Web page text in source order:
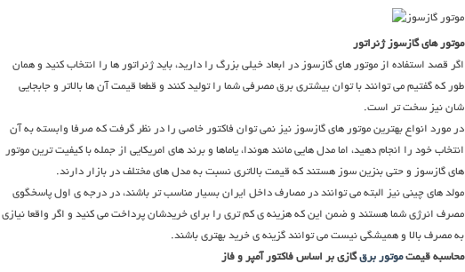
موتور های گازسوز ژنراتور
اگر قصد استفاده از موتور های گازسوز در ابعاد خیلی بزرگ را دارید، باید ژنراتور ها را انتخاب کنید و همان
طور که گفتیم می توانند با توان بیشتری برق مصرفی شما را تولید کنند و قطعا قیمت آن ها بالاتر و جابجایی
شان نیز سخت تر است.
در مورد انواع بهترین موتور های گازسوز نیز نمی توان فاکتور خاصی را در نظر گرفت که صرفا وابسته به آن
انتخاب خود را انجام دهید، اما مدل هایی مانند هوندا، یاماها و برند های امریکایی از جمله با کیفیت ترین موتور
های گازسوز و حتی بنزین سوز هستند که قیمت بالاتری نسبت به مدل های مختلف در بازار دارند.
مولد های چینی نیز البته می توانند در مصارف داخل ایران بسیار مناسب تر باشند، در درجه ی اول پاسخگوی
مصرف انرژی شما هستند و ضمن این که هزینه ی کم تری را برای خریدشان پرداخت می کنید و اگر واقعا نیازی
به مصرف بالا و همیشگی نیست می توانند گزینه ی خرید بهتری باشند.
محاسبه قیمتموتور برقگازی بر اساس فاکتور آمپر و فاز